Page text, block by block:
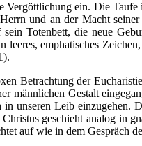
Vergöttlichung ein. Die
und an der Macht
Totenbett, die neue
leeres, emphatisches
Betrachtung der
männlichen Gestalt
in unseren Leib
geschieht analog in
auf wie in dem Gespräch